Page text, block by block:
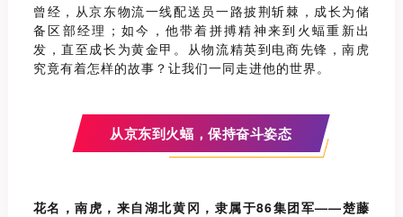
曾经，从京东物流一线配送员一路披荆斩棘，成长为储
备区部经理；如今，他带着拼搏精神来到火蝠重新出
发，直至成长为黄金甲。从物流精英到电商先锋，南虎
究竟有着怎样的故事？让我们一同走进他的世界。
从京东到火蝠，保持奋斗姿态
花名 ，南虎，来自湖北黄冈，隶属于86集团军——楚藤